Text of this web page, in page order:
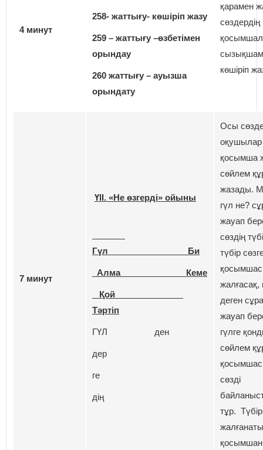
4 минут
258- жаттығу- көшіріп жазу
259 – жаттығу –өзбетімен
орындау
260 жаттығу – ауызша
орындату
қарамен
сөздердің
көшіріп
7 минут
ҮІІ. «Не өзгерді» ойыны
Гүл Би
Алма Кеме
Қой
Тәртіп
ГҮЛ ден
дер
ге
дің
Осы
қосымша
сөйлем
жазады.
гүл не?
жауап
сөздің
түбір
жалғасақ,
деген
жауап
гүлге
сөйлем
сөзді
тұр.